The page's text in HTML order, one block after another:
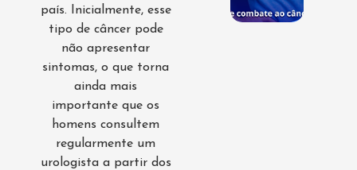
país. Inicialmente, esse
tipo de câncer pode
não apresentar
sintomas, o que torna
ainda mais
importante que os
homens consultem
regularmente um
urologista a partir dos